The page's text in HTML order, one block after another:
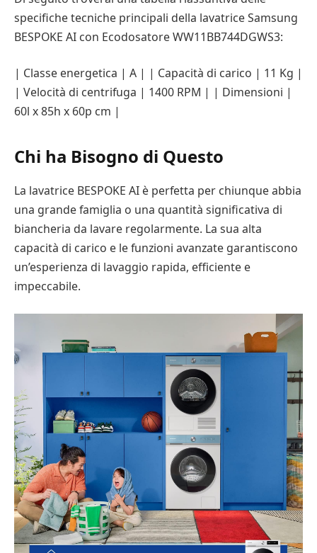
specifiche tecniche principali della lavatrice Samsung
BESPOKE AI con Ecodosatore WW11BB744DGWS3:
| Classe energetica | A | | Capacità di carico | 11 Kg |
| Velocità di centrifuga | 1400 RPM | | Dimensioni |
60l x 85h x 60p cm |
Chi ha Bisogno di Questo
La lavatrice BESPOKE AI è perfetta per chiunque abbia
una grande famiglia o una quantità significativa di
biancheria da lavare regolarmente. La sua alta
capacità di carico e le funzioni avanzate garantiscono
un’esperienza di lavaggio rapida, efficiente e
impeccabile.